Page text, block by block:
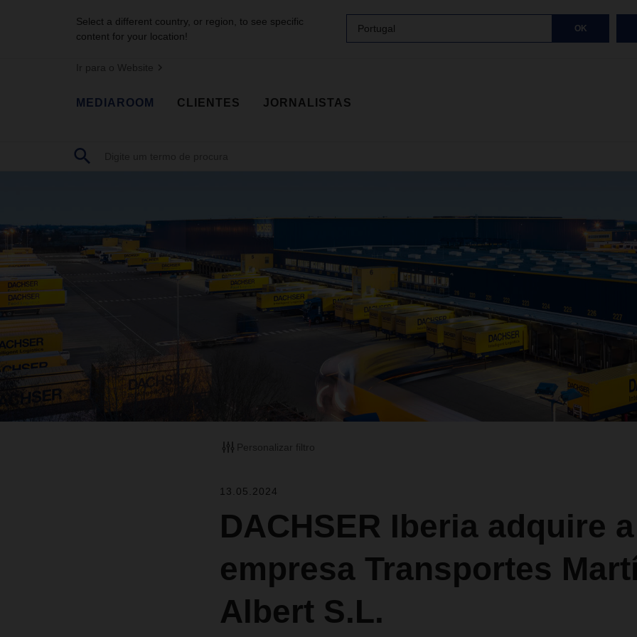
Select a different country, or region, to see specific
content for your location!
Portugal OK
Ir para o Website
MEDIAROOM CLIENTES JORNALISTAS
Personalizar filtro
13.05.2024
DACHSER Iberia adquire a
empresa Transportes
Albert S.L.